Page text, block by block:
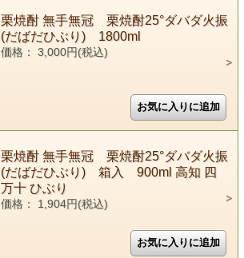
栗焼酎 無手無冠 栗焼酎25°ダバダ火振
(だばだひぶり) 1800ml
価格： 3,000円(税込)
栗焼酎 無手無冠 栗焼酎25°ダバダ火振
(だばだひぶり) 箱入 900ml 高知 四
万十 ひぶり
価格： 1,904円(税込)